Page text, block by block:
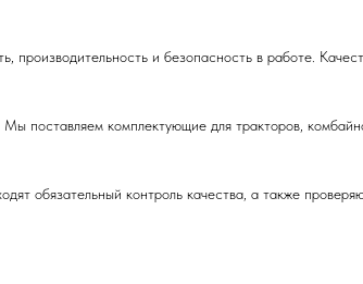
и безопасность в работе.
комплектующие для тракторов,
обязательный контроль качества, а также